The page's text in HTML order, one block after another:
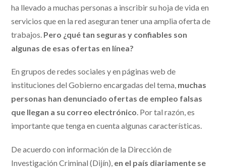
ha llevado a muchas personas a inscribir su hoja de vida en
servicios que en la red aseguran tener una amplia oferta de
trabajos. Pero ¿qué tan seguras y confiables son
algunas de esas ofertas en línea?
En grupos de redes sociales y en páginas web de
instituciones del Gobierno encargadas del tema, muchas
personas han denunciado ofertas de empleo falsas
que llegan a su correo electrónico. Por tal razón, es
importante que tenga en cuenta algunas características.
De acuerdo con información de la Dirección de
Investigación Criminal (Dijín), en el país diariamente se